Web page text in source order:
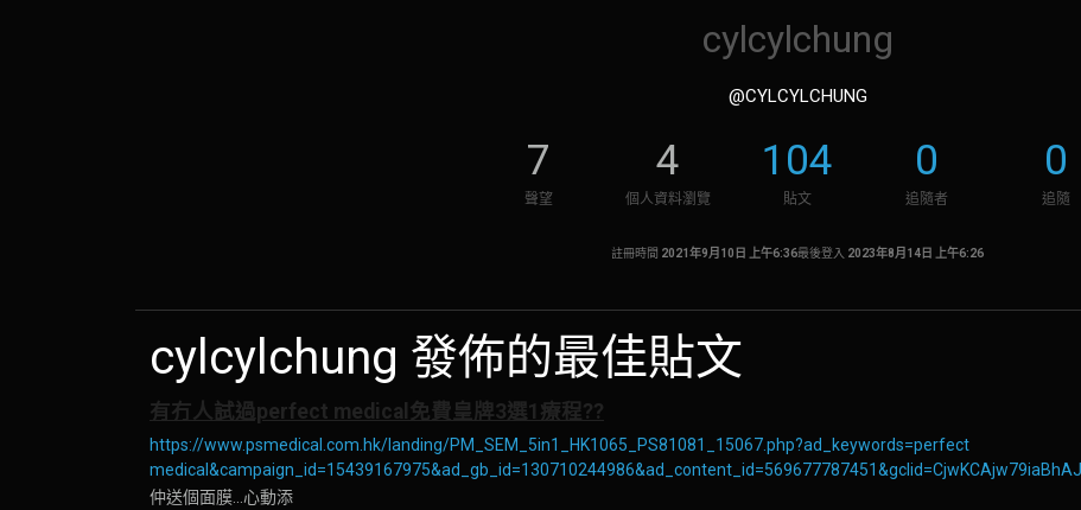
cylcylchung
@CYLCYLCHUNG
7
聲望
4
個人資料瀏覽
104
貼文
0
追隨者
0
追隨
註冊時間 2021年9月10日 上午6:36最後登入 2023年8月14日 上午6:26
cylcylchung 發佈的最佳貼文
有冇人試過perfect medical免費皇牌3選1療程??
https://www.psmedical.com.hk/landing/PM_SEM_5in1_HK1065_PS81081_15067.php?ad_keywords=perfect
仲送個面膜...心動添